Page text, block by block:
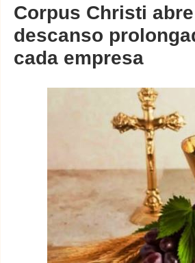
Corpus Christi
descanso
cada empresa